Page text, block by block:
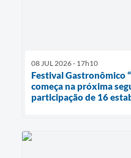
08 JUL 2026 - 17h10
Festival Gastronômico
começa na próxima
participação de 16